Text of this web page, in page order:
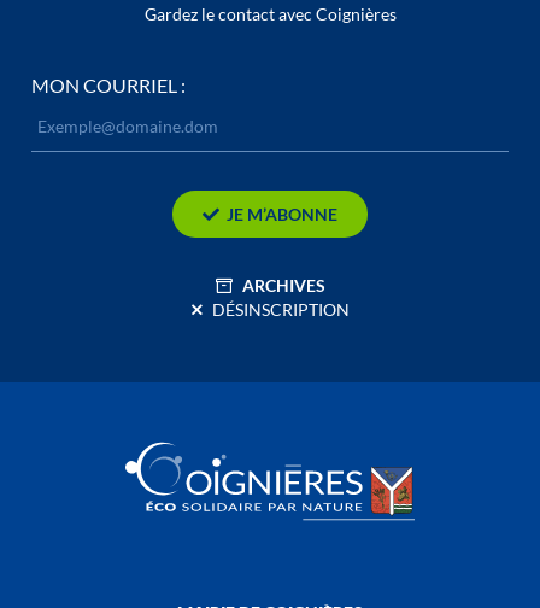
Gardez le contact avec Coignières
MON COURRIEL :
JE M’ABONNE
ARCHIVES
DÉSINSCRIPTION